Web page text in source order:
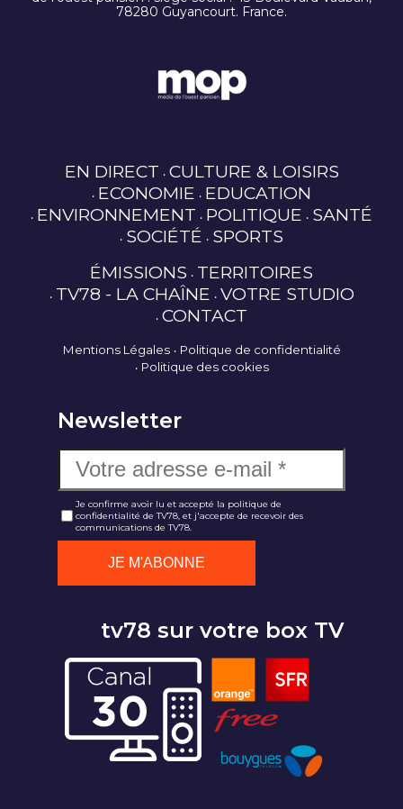
78280 Guyancourt. France.
EN DIRECT CULTURE & LOISIRS
ECONOMIE EDUCATION
ENVIRONNEMENT POLITIQUE SANTÉ
SOCIÉTÉ SPORTS
ÉMISSIONS TERRITOIRES
TV78 - LA CHAÎNE VOTRE STUDIO
CONTACT
Mentions Légales
Politique de confidentialité
Politique des cookies
Newsletter
Je confirme avoir lu et accepté la politique de
confidentialité de TV78, et j'accepte de recevoir des
communications de TV78.
tv78 sur votre box TV